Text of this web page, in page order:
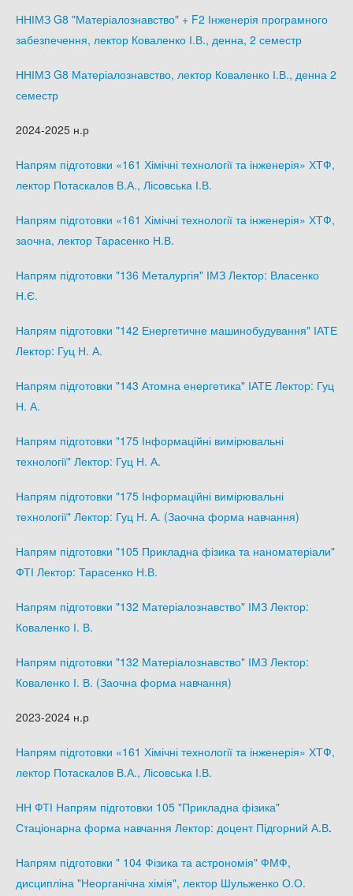
ННІМЗ G8 "Матеріалознавство" + F2 Інженерія програмного
забезпечення, лектор Коваленко І.В., денна, 2 семестр
ННІМЗ G8 Матеріалознавство, лектор Коваленко І.В., денна 2
семестр
2024-2025 н.р
Напрям підготовки «161 Хімічні технології та інженерія» ХТФ,
лектор Потаскалов В.А., Лісовська І.В.
Напрям підготовки «161 Хімічні технології та інженерія» ХТФ,
заочна, лектор Тарасенко Н.В.
Напрям підготовки "136 Металургія" ІМЗ Лектор: Власенко
Н.Є.
Напрям підготовки "142 Енергетичне машинобудування" ІАТЕ
Лектор: Гуц Н. А.
Напрям підготовки "143 Атомна енергетика" ІАТЕ Лектор: Гуц
Н. А.
Напрям підготовки "175 Інформаційні вимірювальні
технології" Лектор: Гуц Н. А.
Напрям підготовки "175 Інформаційні вимірювальні
технології" Лектор: Гуц Н. А. (Заочна форма навчання)
Напрям підготовки "105 Прикладна фізика та наноматеріали"
ФТІ Лектор: Тарасенко Н.В.
Напрям підготовки "132 Матеріалознавство" ІМЗ Лектор:
Коваленко І. В.
Напрям підготовки "132 Матеріалознавство" ІМЗ Лектор:
Коваленко І. В. (Заочна форма навчання)
2023-2024 н.р
Напрям підготовки «161 Хімічні технології та інженерія» ХТФ,
лектор Потаскалов В.А., Лісовська І.В.
НН ФТІ Напрям підготовки 105 "Прикладна фізика"
Стаціонарна форма навчання Лектор: доцент Підгорний А.В.
Напрям підготовки " 104 Фізика та астрономія" ФМФ,
дисципліна "Неорганічна хімія", лектор Шульженко О.О.